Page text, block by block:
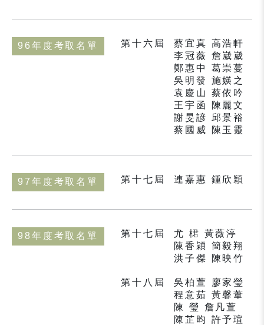
96年度考取名單 第十六屆
蔡宜真 高浩軒
李冠薇 詹崴崴
鄭惠中 葛崇蔓
吳明發 施媖之
袁慶山 蔡依吟
王宇函 陳麗文
謝旻諺 邱景裕
蔡國威 陳玉靈
97年度考取名單 第十七屆 連嘉惠 鍾欣穎
98年度考取名單 第十七屆
尤 桾 黃薇渟
陳香穎 簡毅翔
洪子傑 陳映竹
第十八屆
吳柏萱 廖家瑩
程意茹 黃馨葦
陳 瑩 詹凡萱
陳芷昀 許予瑄